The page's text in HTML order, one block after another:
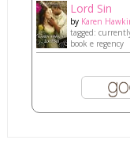
Lord Sin
by Karen
tagged:
book e regency